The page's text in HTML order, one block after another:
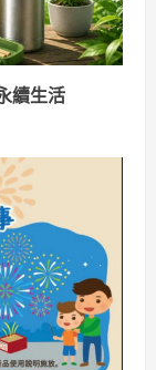
續生活